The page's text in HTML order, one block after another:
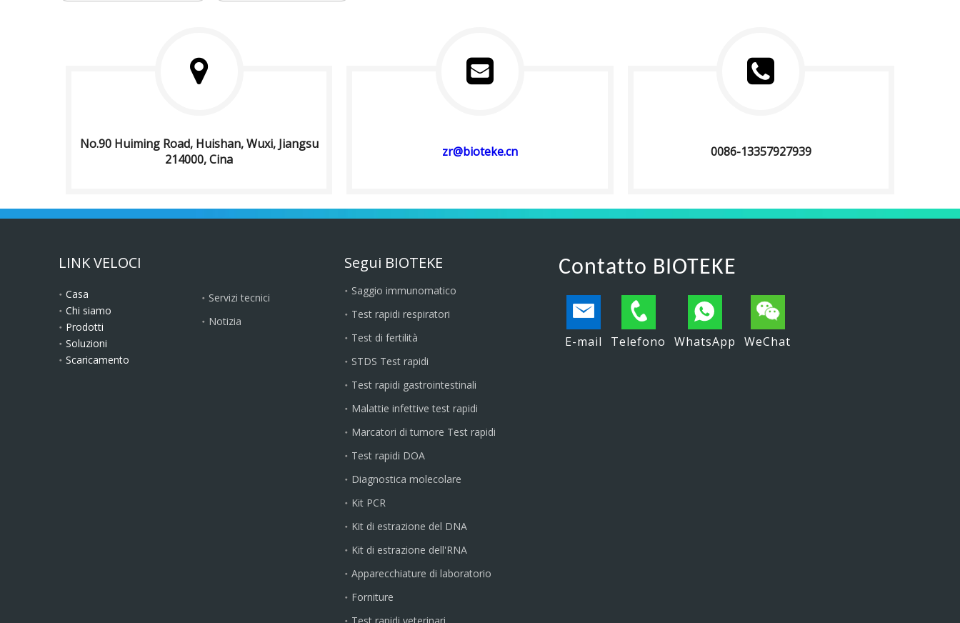
No.90 Huiming Road, Huishan, Wuxi, Jiangsu
214000, Cina
zr@bioteke.cn 0086-13357927939
LINK VELOCI
Casa
Chi siamo
Prodotti
Soluzioni
Scaricamento
Servizi tecnici
Notizia
Segui BIOTEKE
Saggio immunomatico
Test rapidi respiratori
Test di fertilità
STDS Test rapidi
Test rapidi gastrointestinali
Malattie infettive test rapidi
Marcatori di tumore Test rapidi
Test rapidi DOA
Diagnostica molecolare
Kit PCR
Kit di estrazione del DNA
Kit di estrazione dell'RNA
Apparecchiature di laboratorio
Forniture
Contatto BIOTEKE
E-mail Telefono WhatsApp WeChat